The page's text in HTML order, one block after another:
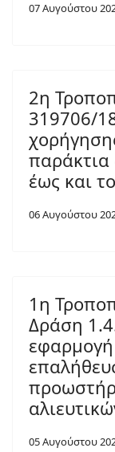
07 Αυγούστου
2η
319706/
έως και
06 Αυγούστου
1η
Δράση
εφαρμογή
05 Αυγούστου